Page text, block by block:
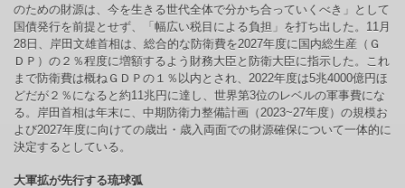
のための財源は、今を生きる世代全体で分かち合っていくべき」として
国債発行を前提とせず、「幅広い税目による負担」を打ち出した。11月
28日、岸田文雄首相は、総合的な防衛費を2027年度に国内総生産（Ｇ
ＤＰ）の２％程度に増額するよう財務大臣と防衛大臣に指示した。これ
まで防衛費は概ねＧＤＰの１％以内とされ、2022年度は5兆4000億円ほ
どだが２％になると約11兆円に達し、世界第3位のレベルの軍事費にな
る。岸田首相は年末に、中期防衛力整備計画（2023~27年度）の規模お
よび2027年度に向けての歳出・歳入両面での財源確保について一体的に
決定するとしている。
大軍拡が先行する琉球弧